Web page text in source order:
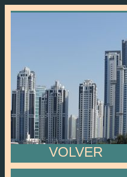
VOLVER